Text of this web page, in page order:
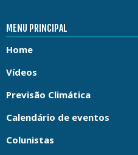
MENU PRINCIPAL
Home
Vídeos
Previsão Climática
Calendário de eventos
Colunistas